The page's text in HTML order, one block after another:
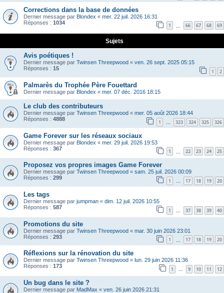
Corrections dans la base de données
Dernier message par Blondex « mer. 22 juil. 2026 16:31
Réponses : 1034 1 66 67 68 69
Sujets
Avis poétiques !
Dernier message par Twinsen Threepwood « ven. 26 sept. 2025 05:15
Réponses : 15 1 2
Palmarès du Trophée Père Fouettard
Dernier message par Blondex « mer. 07 déc. 2016 18:15
Le club des contributeurs
Dernier message par Twinsen Threepwood « mer. 05 août 2026 18:44
Réponses : 4888 1 … 323 324 325 326
Game Forever sur les réseaux sociaux
Dernier message par Blondex « mer. 29 juil. 2026 19:53
Réponses : 367 1 22 23 24 25
Proposez vos propres images Game Forever
Dernier message par Twinsen Threepwood « sam. 25 juil. 2026 00:09
Réponses : 299 1 … 17 18 19 20
Les tags
Dernier message par jumpman « dim. 12 juil. 2026 10:55
Réponses : 587 1 … 37 38 39 40
Promotions du site
Dernier message par Twinsen Threepwood « mar. 30 juin 2026 23:01
Réponses : 293 1 17 18 19 20
Réflexions sur la rénovation du site
Dernier message par Twinsen Threepwood « lun. 29 juin 2026 11:36
Réponses : 173 1 … 9 10 11 12
Un bug dans le site ?
Dernier message par MadMax « ven. 26 juin 2026 21:31